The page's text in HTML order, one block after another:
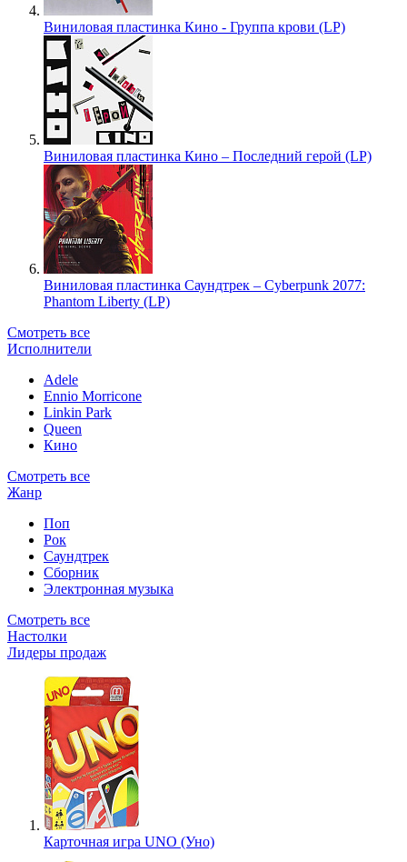
Виниловая пластинка Кино - Группа крови (LP)
Виниловая пластинка Кино – Последний герой (LP)
Виниловая пластинка Саундтрек – Cyberpunk 2077:
Phantom Liberty (LP)
Смотреть все
Исполнители
Adele
Ennio Morricone
Linkin Park
Queen
Кино
Смотреть все
Жанр
Поп
Рок
Саундтрек
Сборник
Электронная музыка
Смотреть все
Настолки
Лидеры продаж
Карточная игра UNO (Уно)